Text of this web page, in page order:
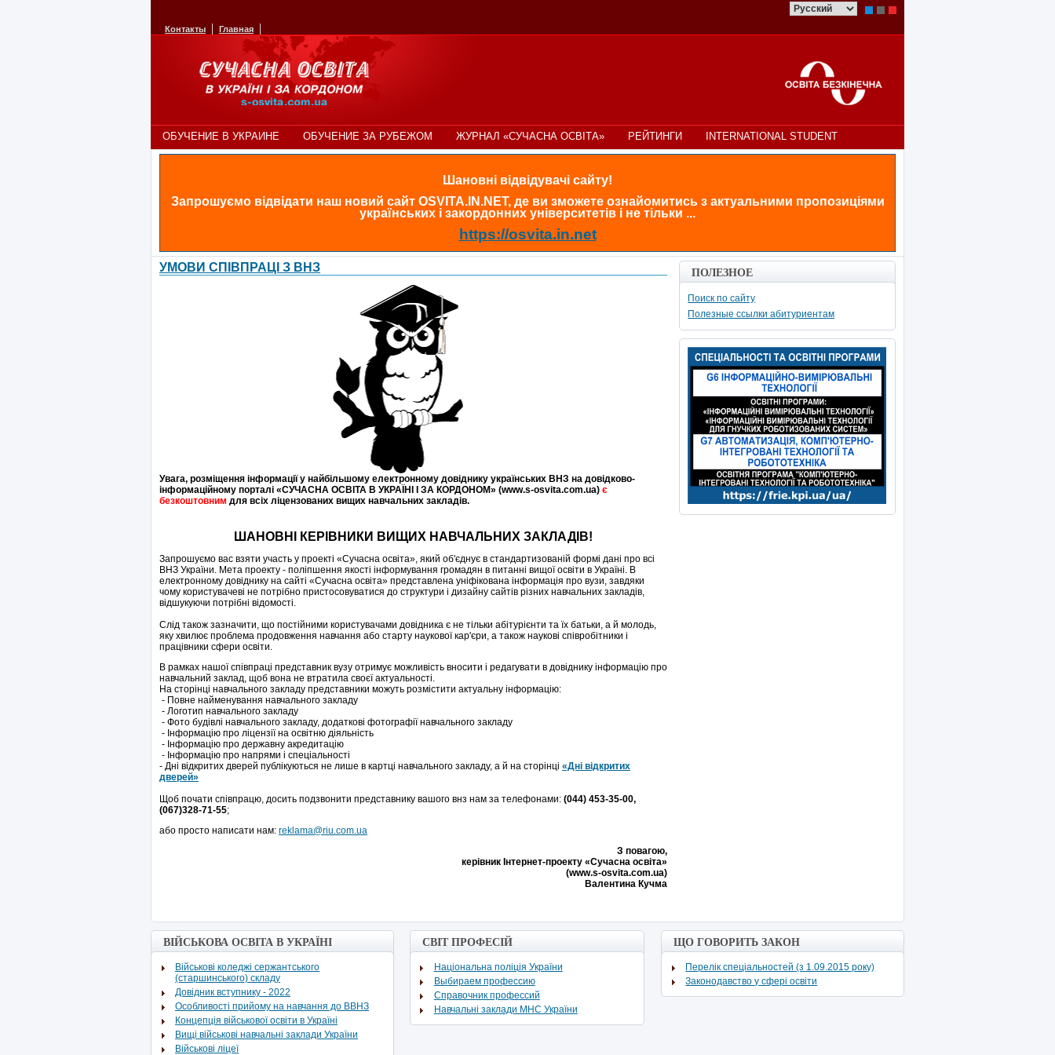
Контакты Главная
ОБУЧЕНИЕ В УКРАИНЕ ОБУЧЕНИЕ ЗА РУБЕЖОМ ЖУРНАЛ «СУЧАСНА ОСВІТА» РЕЙТИНГИ INTERNATIONAL STUDENT
Шановні відвідувачі сайту!
Запрошуємо відвідати наш новий сайт OSVITA.IN.NET, де ви зможете ознайомитись з актуальними пропозиціями
українських і закордонних університетів і не тільки ...
https://osvita.in.net
УМОВИ СПІВПРАЦІ З ВНЗ
Увага, розміщення інформації у найбільшому електронному довіднику українських ВНЗ на довідково-
інформаційному порталі «СУЧАСНА ОСВІТА В УКРАЇНІ І ЗА КОРДОНОМ» (www.s-osvita.com.ua) є
безкоштовним для всіх ліцензованих вищих навчальних закладів.
ШАНОВНІ КЕРІВНИКИ ВИЩИХ НАВЧАЛЬНИХ ЗАКЛАДІВ!
Запрошуємо вас взяти участь у проекті «Сучасна освіта», який об'єднує в стандартизованій формі дані про всі
ВНЗ України. Мета проекту - поліпшення якості інформування громадян в питанні вищої освіти в Україні. В
електронному довіднику на сайті «Сучасна освіта» представлена ​​уніфікована інформація про вузи, завдяки
чому користувачеві не потрібно пристосовуватися до структури і дизайну сайтів різних навчальних закладів,
відшукуючи потрібні відомості.
Слід також зазначити, що постійними користувачами довідника є не тільки абітурієнти та їх батьки, а й молодь,
яку хвилює проблема продовження навчання або старту наукової кар'єри, а також наукові співробітники і
працівники сфери освіти.
В рамках нашої співпраці представник вузу отримує можливість вносити і редагувати в довіднику інформацію про
навчальний заклад, щоб вона не втратила своєї актуальності.
На сторінці навчального закладу представники можуть розмістити актуальну інформацію:
- Повне найменування навчального закладу
- Логотип навчального закладу
- Фото будівлі навчального закладу, додаткові фотографії навчального закладу
- Інформацію про ліцензії на освітню діяльність
- Інформацію про державну акредитацію
- Інформацію про напрями і спеціальності
- Дні відкритих дверей публікуються не лише в картці навчального закладу, а й на сторінці «Дні відкритих
дверей»
Щоб почати співпрацю, досить подзвонити представнику вашого внз нам за телефонами: (044) 453-35-00,
(067)328-71-55;
або просто написати нам: reklama@riu.com.ua
З повагою,
керівник Інтернет-проекту «Сучасна освіта»
(www.s-osvita.com.ua)
Валентина Кучма
ПОЛЕЗНОЕ
Поиск по сайту
Полезные ссылки абитуриентам
ВІЙСЬКОВА ОСВІТА В УКРАЇНІ
Військові коледжі сержантського
(старшинського) складу
Довідник вступнику - 2022
Особливості прийому на навчання до ВВНЗ
Концепція військової освіти в Україні
Вищі військові навчальні заклади України
Військові ліцеї
СВІТ ПРОФЕСІЙ
Національна поліція України
Выбираем профессию
Cправочник профессий
Навчальні заклади МНС України
ЩО ГОВОРИТЬ ЗАКОН
Перелік спеціальностей (з 1.09.2015 року)
Законодавство у сфері освіти